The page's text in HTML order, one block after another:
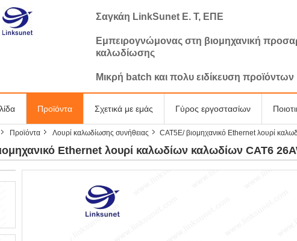
Σαγκάη LinkSunet Ε. Τ, ΕΠΕ
Εμπειρογνώμονας στη βιομηχανική
καλωδίωσης
Μικρή batch και πολυ ειδίκευση προϊόντων
Προϊόντα Σχετικά με εμάς Γύρος εργοστασίων
Προϊόντα Λουρί καλωδίωσης συνήθειας CAT5E/ βιομηχανικό Ethernet λουρί
Ethernet λουρί καλωδίων καλωδίων CAT6